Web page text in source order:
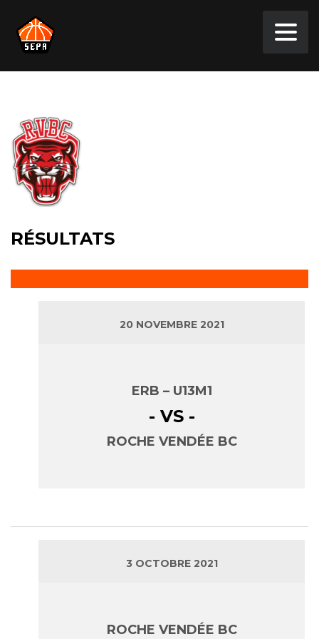
RÉSULTATS
20 NOVEMBRE 2021
ERB – U13M1
- VS -
ROCHE VENDÉE BC
3 OCTOBRE 2021
ROCHE VENDÉE BC